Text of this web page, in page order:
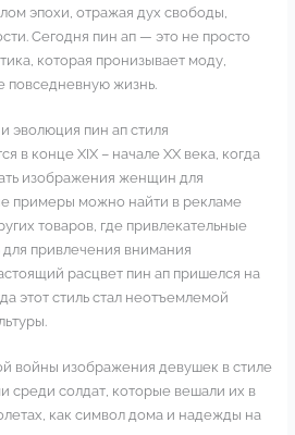
эпохи, отражая дух свободы,
Сегодня пин ап — это не просто
которая пронизывает моду,
повседневную жизнь.
эволюция пин ап стиля
в конце XIX – начале XX века, когда
изображения женщин для
примеры можно найти в рекламе
товаров, где привлекательные
привлечения внимания
расцвет пин ап пришелся на
этот стиль стал неотъемлемой
войны изображения девушек в стиле
среди солдат, которые вешали их в
как символ дома и надежды на